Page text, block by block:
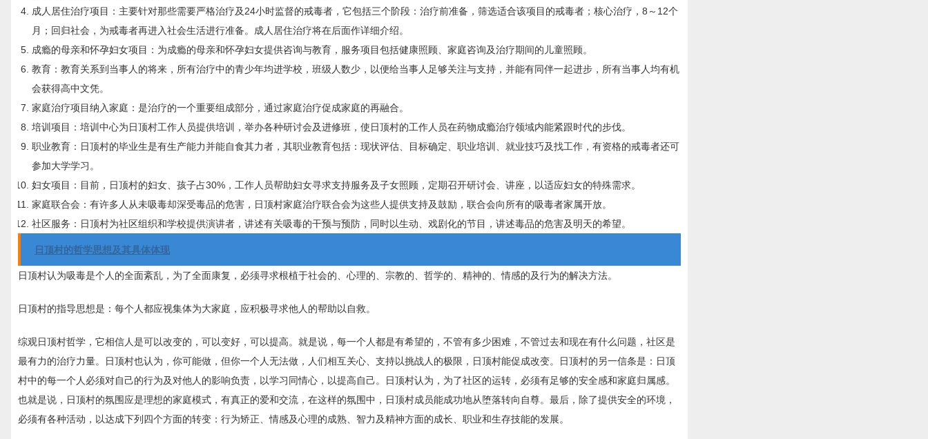
成人居住治疗项目：主要针对那些需要严格治疗及24小时监督的戒毒者，它包括三个阶段：治疗前准备，筛选适合该项目的戒毒者；核心治疗，8～12个
月；回归社会，为戒毒者再进入社会生活进行准备。成人居住治疗将在后面作详细介绍。
成瘾的母亲和怀孕妇女项目：为成瘾的母亲和怀孕妇女提供咨询与教育，服务项目包括健康照顾、家庭咨询及治疗期间的儿童照顾。
教育：教育关系到当事人的将来，所有治疗中的青少年均进学校，班级人数少，以便给当事人足够关注与支持，并能有同伴一起进步，所有当事人均有机
会获得高中文凭。
家庭治疗项目纳入家庭：是治疗的一个重要组成部分，通过家庭治疗促成家庭的再融合。
培训项目：培训中心为日顶村工作人员提供培训，举办各种研讨会及进修班，使日顶村的工作人员在药物成瘾治疗领域内能紧跟时代的步伐。
职业教育：日顶村的毕业生是有生产能力并能自食其力者，其职业教育包括：现状评估、目标确定、职业培训、就业技巧及找工作，有资格的戒毒者还可
参加大学学习。
妇女项目：目前，日顶村的妇女、孩子占30%，工作人员帮助妇女寻求支持服务及子女照顾，定期召开研讨会、讲座，以适应妇女的特殊需求。
家庭联合会：有许多人从未吸毒却深受毒品的危害，日顶村家庭治疗联合会为这些人提供支持及鼓励，联合会向所有的吸毒者家属开放。
社区服务：日顶村为社区组织和学校提供演讲者，讲述有关吸毒的干预与预防，同时以生动、戏剧化的节目，讲述毒品的危害及明天的希望。
日顶村的哲学思想及其具体体现
日顶村认为吸毒是个人的全面紊乱，为了全面康复，必须寻求根植于社会的、心理的、宗教的、哲学的、精神的、情感的及行为的解决方法。
日顶村的指导思想是：每个人都应视集体为大家庭，应积极寻求他人的帮助以自救。
综观日顶村哲学，它相信人是可以改变的，可以变好，可以提高。就是说，每一个人都是有希望的，不管有多少困难，不管过去和现在有什么问题，社区是
最有力的治疗力量。日顶村也认为，你可能做，但你一个人无法做，人们相互关心、支持以挑战人的极限，日顶村能促成改变。日顶村的另一信条是：日顶
村中的每一个人必须对自己的行为及对他人的影响负责，以学习同情心，以提高自己。日顶村认为，为了社区的运转，必须有足够的安全感和家庭归属感。
也就是说，日顶村的氛围应是理想的家庭模式，有真正的爱和交流，在这样的氛围中，日顶村成员能成功地从堕落转向自尊。最后，除了提供安全的环境，
必须有各种活动，以达成下列四个方面的转变：行为矫正、情感及心理的成熟、智力及精神方面的成长、职业和生存技能的发展。